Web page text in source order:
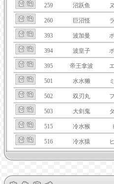
259 沼跃鱼
260 巨沼怪
393 波加曼
394 波皇子
395 帝王拿波
501 水水獭
502 双刃丸
503 大剑鬼
515 冷水猴
516 冷水猿